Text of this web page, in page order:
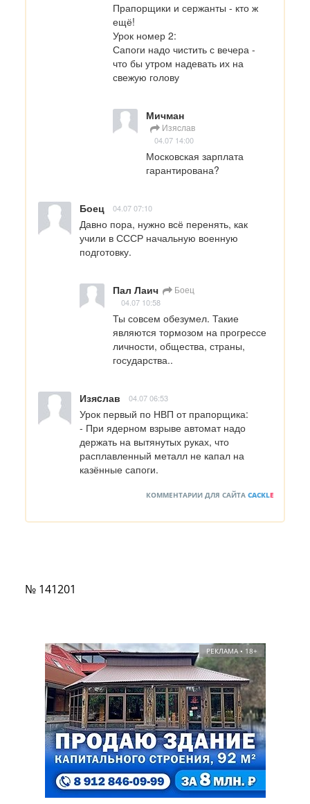
Прапорщики и сержанты - кто ж
ещё!
Урок номер 2:
Сапоги надо чистить с вечера -
что бы утром надевать их на
свежую голову
Мичман
Изяcлав
04.07 14:00
Московская зарплата
гарантирована?
Боец 04.07 07:10
Давно пора, нужно всё перенять, как
учили в СССР начальную военную
подготовку.
Пал Лаич Боец
04.07 10:58
Ты совсем обезумел. Такие
являются тормозом на прогрессе
личности, общества, страны,
государства..
Изяcлав 04.07 06:53
Урок первый по НВП от прапорщика:
- При ядерном взрыве автомат надо
держать на вытянутых руках, что
расплавленный металл не капал на
казённые сапоги.
КОММЕНТАРИИ ДЛЯ САЙТА CACKLE
№ 141201
РЕКЛАМА • 18+